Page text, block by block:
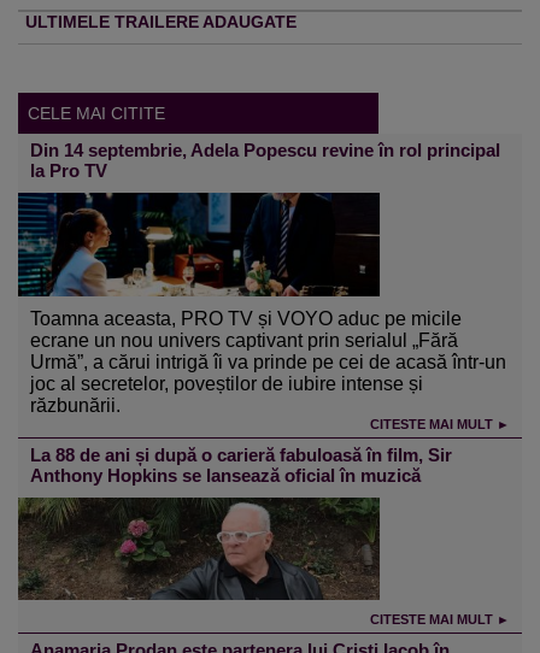
ULTIMELE TRAILERE ADAUGATE
CELE MAI CITITE
Din 14 septembrie, Adela Popescu revine în rol principal
la Pro TV
Toamna aceasta, PRO TV și VOYO aduc pe micile
ecrane un nou univers captivant prin serialul „Fără
Urmă”, a cărui intrigă îi va prinde pe cei de acasă într-un
joc al secretelor, poveștilor de iubire intense și
răzbunării.
CITESTE MAI MULT ►
La 88 de ani și după o carieră fabuloasă în film, Sir
Anthony Hopkins se lansează oficial în muzică
CITESTE MAI MULT ►